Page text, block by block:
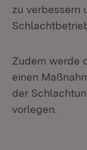
zu verbessern
Zudem werde
einen
der
vorlegen.